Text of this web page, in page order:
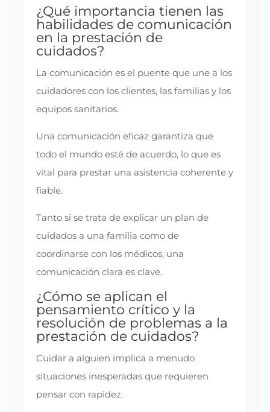
¿Qué importancia tienen las
habilidades de comunicación
en la prestación de
cuidados?
La comunicación es el puente que une a los
cuidadores con los clientes, las familias y los
equipos sanitarios.
Una comunicación eficaz garantiza que
todo el mundo esté de acuerdo, lo que es
vital para prestar una asistencia coherente y
fiable.
Tanto si se trata de explicar un plan de
cuidados a una familia como de
coordinarse con los médicos, una
comunicación clara es clave.
¿Cómo se aplican el
pensamiento crítico y la
resolución de problemas a la
prestación de cuidados?
Cuidar a alguien implica a menudo
situaciones inesperadas que requieren
pensar con rapidez.